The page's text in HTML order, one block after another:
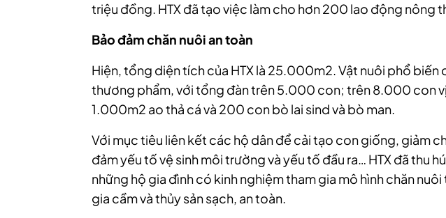
triệu đồng. HTX đã tạo việc làm cho hơn 200 lao động nông
Bảo đảm chăn nuôi an toàn
Hiện, tổng diện tích của HTX là 25.000m2. Vật nuôi phổ biến
thương phẩm, với tổng đàn trên 5.000 con; trên 8.000 con
1.000m2 ao thả cá và 200 con bò lai sind và bò man.
Với mục tiêu liên kết các hộ dân để cải tạo con giống, giảm
đảm yếu tố vệ sinh môi trường và yếu tố đầu ra… HTX đã thu
những hộ gia đình có kinh nghiệm tham gia mô hình chăn
gia cầm và thủy sản sạch, an toàn.